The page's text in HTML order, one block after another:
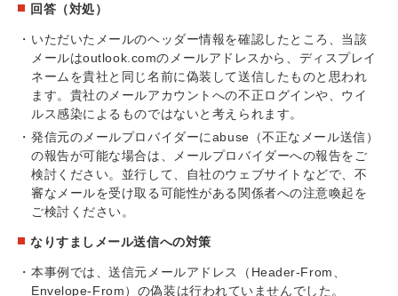
回答（対処）
いただいたメールのヘッダー情報を確認したところ、当該
メールはoutlook.comのメールアドレスから、ディスプレイ
ネームを貴社と同じ名前に偽装して送信したものと思われ
ます。貴社のメールアカウントへの不正ログインや、ウイ
ルス感染によるものではないと考えられます。
発信元のメールプロバイダーにabuse（不正なメール送信）
の報告が可能な場合は、メールプロバイダーへの報告をご
検討ください。並行して、自社のウェブサイトなどで、不
審なメールを受け取る可能性がある関係者への注意喚起を
ご検討ください。
なりすましメール送信への対策
本事例では、送信元メールアドレス（Header-From、
Envelope-From）の偽装は行われていませんでした。